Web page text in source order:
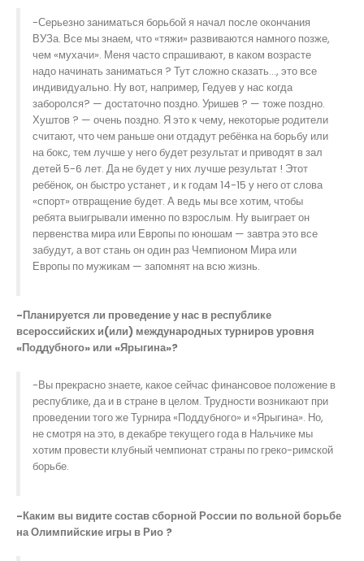
-Серьезно заниматься борьбой я начал после окончания
ВУЗа. Все мы знаем, что «тяжи» развиваются намного позже,
чем «мухачи». Меня часто спрашивают, в каком возрасте
надо начинать заниматься ? Тут сложно сказать…, это все
индивидуально. Ну вот, например, Гедуев у нас когда
заборолся? — достаточно поздно. Уришев ? — тоже поздно.
Хуштов ? — очень поздно. Я это к чему, некоторые родители
считают, что чем раньше они отдадут ребёнка на борьбу или
на бокс, тем лучше у него будет результат и приводят в зал
детей 5-6 лет. Да не будет у них лучше результат ! Этот
ребёнок, он быстро устанет , и к годам 14-15 у него от слова
«спорт» отвращение будет. А ведь мы все хотим, чтобы
ребята выигрывали именно по взрослым. Ну выиграет он
первенства мира или Европы по юношам — завтра это все
забудут, а вот стань он один раз Чемпионом Мира или
Европы по мужикам — запомнят на всю жизнь.
-Планируется ли проведение у нас в республике
всероссийских и(или) международных турниров уровня
«Поддубного» или «Ярыгина»?
-Вы прекрасно знаете, какое сейчас финансовое положение в
республике, да и в стране в целом. Трудности возникают при
проведении того же Турнира «Поддубного» и «Ярыгина». Но,
не смотря на это, в декабре текущего года в Нальчике мы
хотим провести клубный чемпионат страны по греко-римской
борьбе.
-Каким вы видите состав сборной России по вольной борьбе
на Олимпийские игры в Рио ?